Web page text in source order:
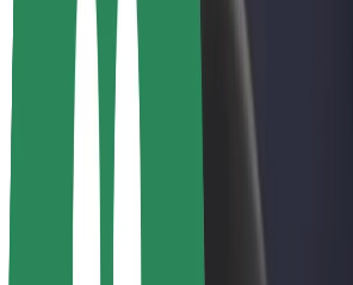
Conductores
Ingresos de conductor/a
Repartidores
Ingresos de repartidor